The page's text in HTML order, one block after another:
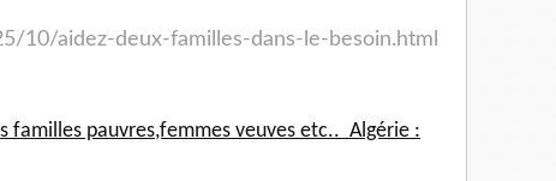
10/aidez-deux-familles-dans-le-besoin.html
familles pauvres,femmes veuves etc.. Algérie :